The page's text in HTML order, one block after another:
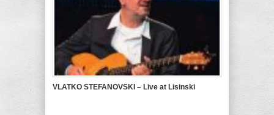
VLATKO STEFANOVSKI – Live at Lisinski